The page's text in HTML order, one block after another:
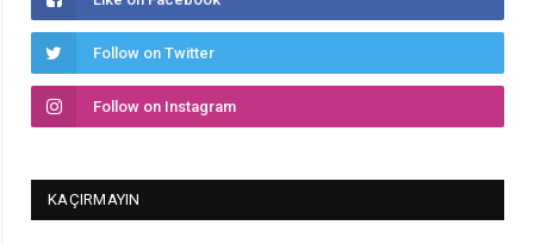
Follow on Twitter
Follow on Instagram
KAÇIRMAYIN